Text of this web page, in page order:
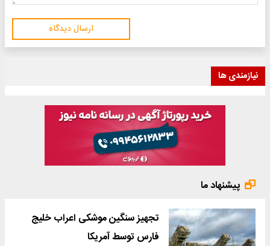
ارسال دیدگاه
نیازمندی ها
پیشنهاد ما
تجهیز سنگین موشکی اعراب خلیج
فارس توسط آمریکا